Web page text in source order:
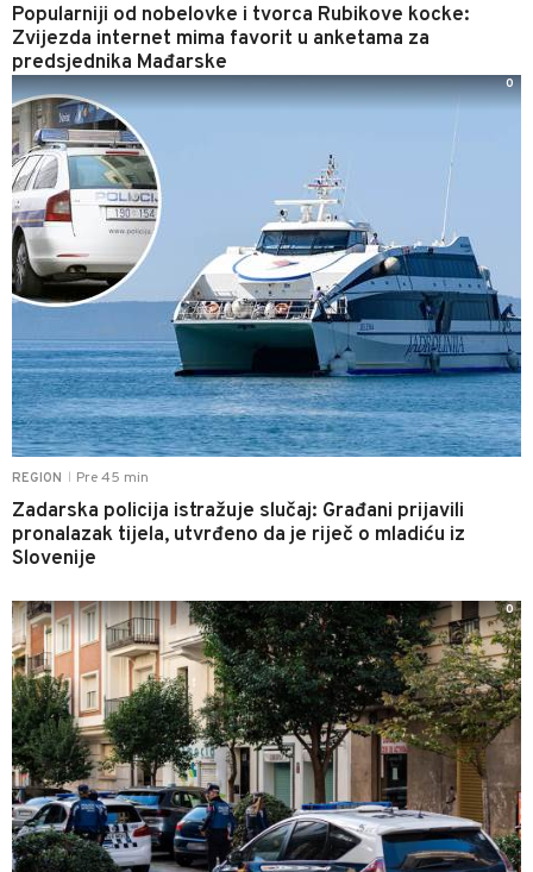
Popularniji od nobelovke i tvorca Rubikove kocke:
Zvijezda internet mima favorit u anketama za
predsjednika Mađarske
REGION Pre 45 min
Zadarska policija istražuje slučaj: Građani prijavili
pronalazak tijela, utvrđeno da je riječ o mladiću iz
Slovenije
0
0